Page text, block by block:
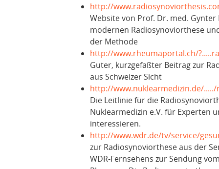
http://
Website von Prof. Dr. med.
modernen Radiosynoviorthese
der Methode
http://www.rheumaportal.ch/
Guter, kurzgefaßter Beitrag zur
aus Schweizer Sicht
http://www.nuklearmedizin.de/
Die Leitlinie für die
Nuklearmedizin e.V. für Experten
interessieren.
http://www.wdr.de/tv/service/
zur Radiosynoviorthese aus der
WDR-Fernsehens zur Sendung